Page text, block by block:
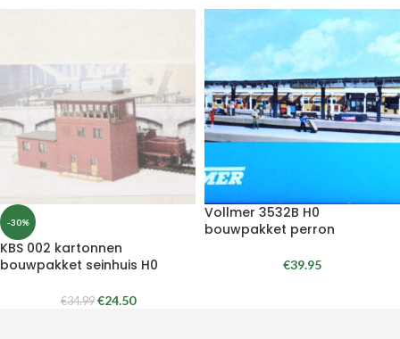
-30%
KBS 002 kartonnen
bouwpakket seinhuis H0
€34.99 €24.50
Vollmer 3532B H0
bouwpakket perron
€39.95